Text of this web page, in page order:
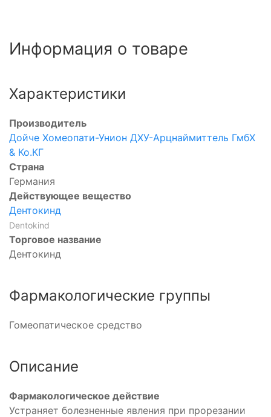
Информация о товаре
Характеристики
Производитель
Дойче Хомеопати-Унион ДХУ-Арцнаймиттель ГмбХ
& Ко.КГ
Страна
Германия
Действующее вещество
Дентокинд
Dentokind
Торговое название
Дентокинд
Фармакологические группы
Гомеопатическое средство
Описание
Фармакологическое действие
Устраняет болезненные явления при прорезании